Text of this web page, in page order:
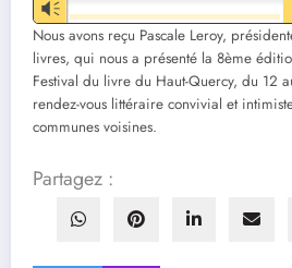
Vm
Nous avons reçu Pascale Leroy,
livres, qui nous a présenté la 8ème
Festival du livre du Haut-Quercy, du 12
rendez-vous littéraire convivial et
communes voisines.
Partagez :